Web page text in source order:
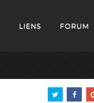
LIENS FORUM